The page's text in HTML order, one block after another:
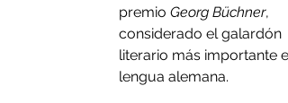
premio Georg Büchner,
considerado el galardón
literario más importante
lengua alemana.